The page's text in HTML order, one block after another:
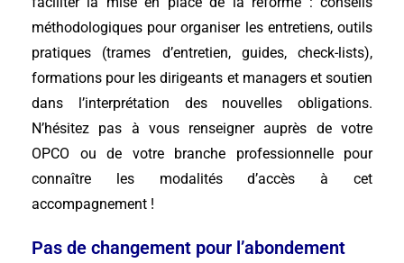
méthodologiques pour organiser les entretiens, outils
pratiques (trames d’entretien, guides, check-lists),
formations pour les dirigeants et managers et soutien
dans l’interprétation des nouvelles obligations.
N’hésitez pas à vous renseigner auprès de votre
OPCO ou de votre branche professionnelle pour
connaître les modalités d’accès à cet
accompagnement !
Pas de changement pour l’abondement